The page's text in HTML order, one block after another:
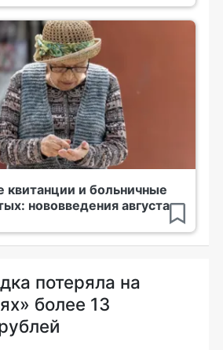
квитанции и больничные
нововведения августа
потеряла на
более 13